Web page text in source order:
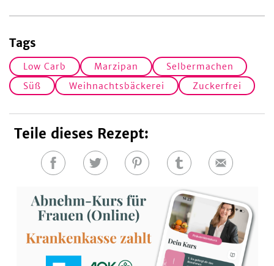
Tags
Low Carb Marzipan
Selbermachen
Süß
Weihnachtsbäckerei Zuckerfrei
Teile dieses Rezept:
Auf
teilen
Auf
teilen
Auf
teilen
Auf
teilen
E-